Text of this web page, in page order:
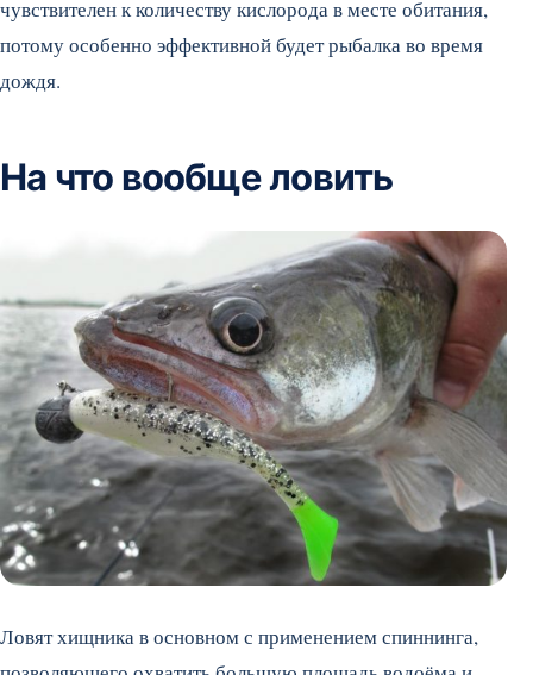
чувствителен к количеству кислорода в месте обитания,
потому особенно эффективной будет рыбалка во время
дождя.
На что вообще ловить
Ловят хищника в основном с применением спиннинга,